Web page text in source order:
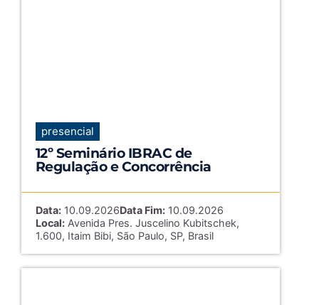
presencial
12º Seminário IBRAC de
Regulação e Concorrência
Data:10.09.2026Data Fim:10.09.2026
Local:Avenida Pres. Juscelino Kubitschek,
1.600, Itaim Bibi, São Paulo, SP, Brasil